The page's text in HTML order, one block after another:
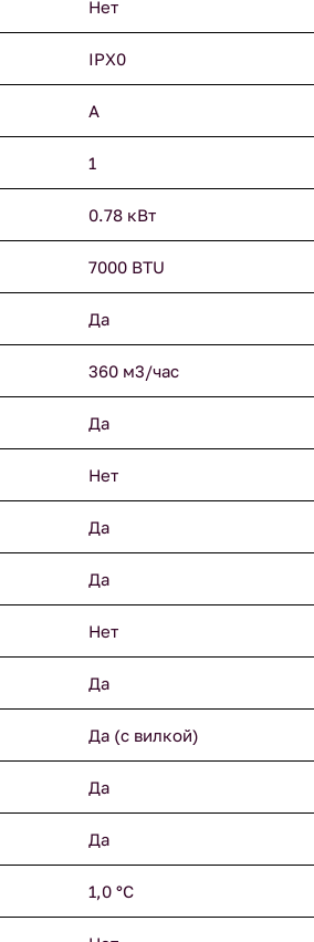
Нет
IPX0
A
1
0.78 кВт
7000 BTU
Да
360 м3/час
Да
Нет
Да
Да
Нет
Да
Да (с вилкой)
Да
Да
1,0 °С